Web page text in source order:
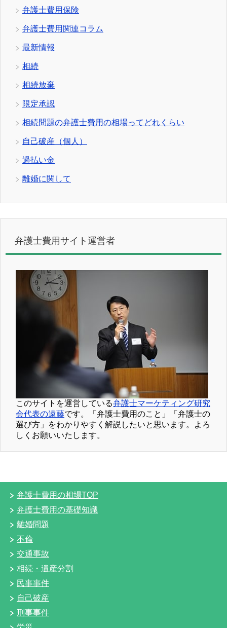
弁護士費用保険
弁護士費用関連コラム
最新情報
相続
相続放棄
限定承認
相続問題の弁護士費用の相場ってどれくらい
自己破産（個人）
過払い金
離婚に関して
弁護士費用サイト運営者
このサイトを運営している弁護士マーケティング研究
会代表の遠藤です。「弁護士費用のこと」「弁護士の
選び方」をわかりやすく解説したいと思います。よろ
しくお願いいたします。
弁護士費用の相場TOP
弁護士費用の基礎知識
離婚問題
不倫
交通事故
相続・遺産分割
民事事件
自己破産
刑事事件